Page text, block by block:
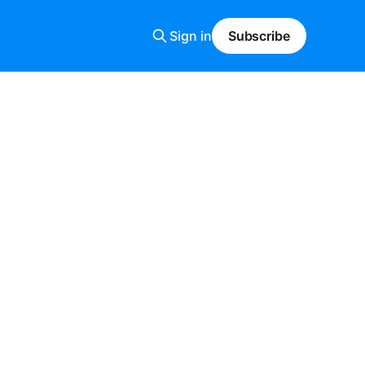
Sign in Subscribe